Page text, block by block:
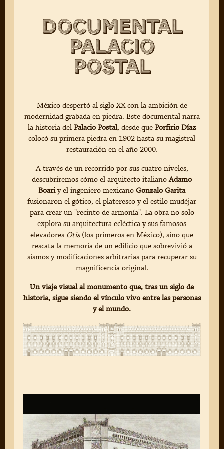
Documental
Palacio
Postal
México despertó al siglo XX con la ambición de
modernidad grabada en piedra. Este documental narra
la historia del Palacio Postal, desde que Porfirio Díaz
colocó su primera piedra en 1902 hasta su magistral
restauración en el año 2000.
A través de un recorrido por sus cuatro niveles,
descubriremos cómo el arquitecto italianoAdamo
Boariy el ingeniero mexicano Gonzalo Garita
fusionaron el gótico, el plateresco y el estilo mudéjar
para crear un "recinto de armonía". La obra no solo
explora su arquitectura ecléctica y sus famosos
elevadores Otis(los primeros en México), sino que
rescata la memoria de un edificio que sobrevivió a
sismos y modificaciones arbitrarias para recuperar su
magnificencia original.
Un viaje visual al monumento que, tras un siglo de
historia, sigue siendo el vínculo vivo entre las personas
y el mundo.